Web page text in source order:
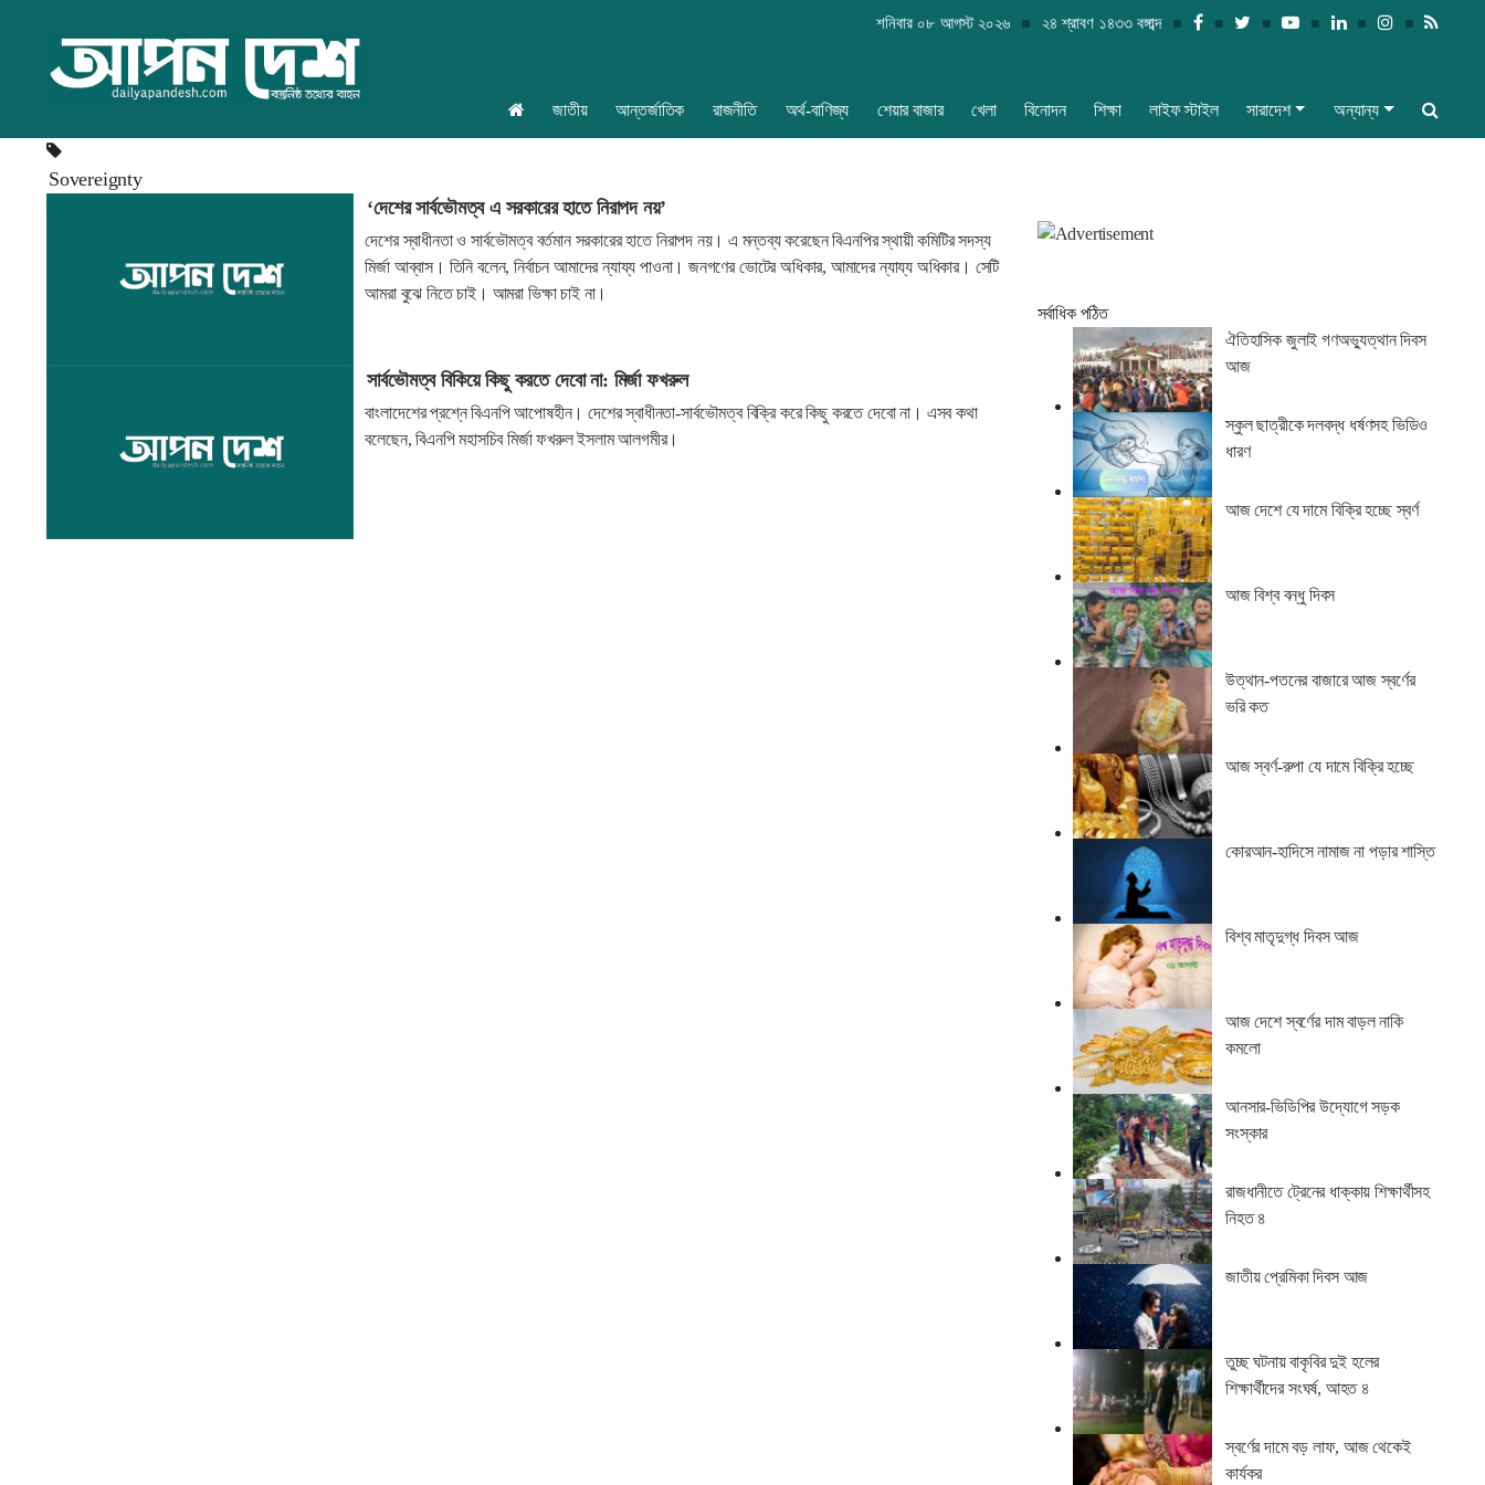
শনিবার ০৮ আগস্ট ২০২৬ ২৪ শ্রাবণ ১৪৩৩ বঙ্গাব্দ
জাতীয় আন্তর্জাতিক রাজনীতি অর্থ-বাণিজ্য শেয়ার বাজার খেলা বিনোদন শিক্ষা লাইফ স্টাইল সারাদেশ অন্যান্য
Sovereignty
‘দেশের সার্বভৌমত্ব এ সরকারের হাতে নিরাপদ নয়’
দেশের স্বাধীনতা ও সার্বভৌমত্ব বর্তমান সরকারের হাতে নিরাপদ নয়। এ মন্তব্য করেছেন বিএনপির স্থায়ী কমিটির সদস্য
মির্জা আব্বাস। তিনি বলেন, নির্বাচন আমাদের ন্যায্য পাওনা। জনগণের ভোটের অধিকার, আমাদের ন্যায্য অধিকার। সেটি
আমরা বুঝে নিতে চাই। আমরা ভিক্ষা চাই না।
সার্বভৌমত্ব বিকিয়ে কিছু করতে দেবো না: মির্জা ফখরুল
বাংলাদেশের প্রশ্নে বিএনপি আপোষহীন। দেশের স্বাধীনতা-সার্বভৌমত্ব বিক্রি করে কিছু করতে দেবো না। এসব কথা
বলেছেন, বিএনপি মহাসচিব মির্জা ফখরুল ইসলাম আলগমীর।
সর্বাধিক পঠিত
ঐতিহাসিক জুলাই গণঅভ্যুত্থান দিবস
আজ
স্কুল ছাত্রীকে দলবদ্ধ ধর্ষণসহ ভিডিও
ধারণ
আজ দেশে যে দামে বিক্রি হচ্ছে স্বর্ণ
আজ বিশ্ব বন্ধু দিবস
উত্থান-পতনের বাজারে আজ স্বর্ণের
ভরি কত
আজ স্বর্ণ-রুপা যে দামে বিক্রি হচ্ছে
কোরআন-হাদিসে নামাজ না পড়ার শাস্তি
বিশ্ব মাতৃদুগ্ধ দিবস আজ
আজ দেশে স্বর্ণের দাম বাড়ল নাকি
কমলো
আনসার-ভিডিপির উদ্যোগে সড়ক
সংস্কার
রাজধানীতে ট্রেনের ধাক্কায় শিক্ষার্থীসহ
নিহত ৪
জাতীয় প্রেমিকা দিবস আজ
তুচ্ছ ঘটনায় বাকৃবির দুই হলের
শিক্ষার্থীদের সংঘর্ষ, আহত ৪
স্বর্ণের দামে বড় লাফ, আজ থেকেই
কার্যকর